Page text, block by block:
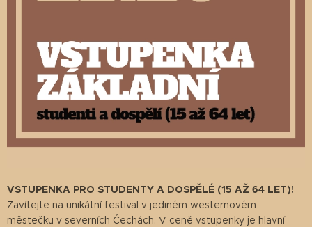
VSTUPENKA PRO STUDENTY A DOSPĚLÉ (15 AŽ 64 LET)!
Zavítejte na unikátní festival v jediném westernovém
městečku v severních Čechách. V ceně vstupenky je hlavní